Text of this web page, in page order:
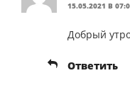
15.05.2021 В
Добрый
Ответить